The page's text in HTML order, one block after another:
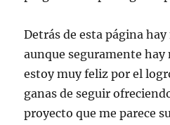
Detrás de esta página
aunque seguramente
estoy muy feliz por el
ganas de seguir
proyecto que me parece